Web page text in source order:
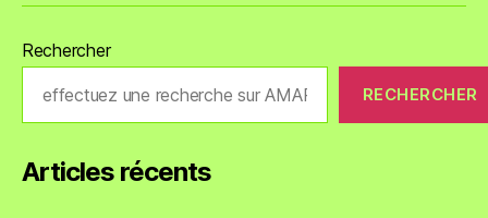
Rechercher
RECHERCHER
Articles récents